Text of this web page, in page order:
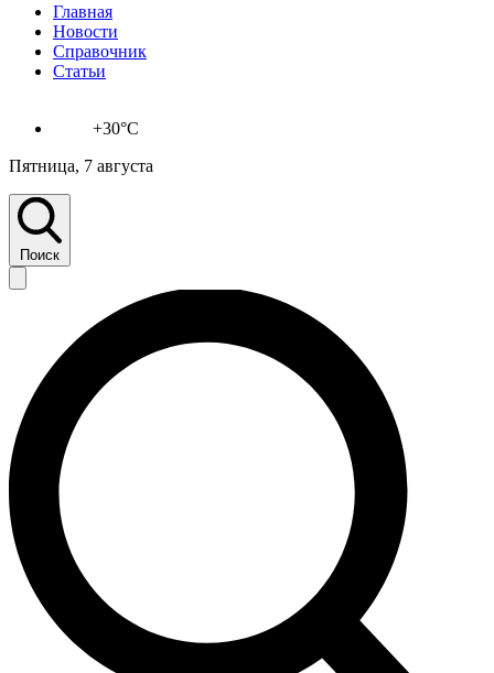
Главная
Новости
Справочник
Статьи
+30°C
Пятница, 7 августа
Поиск